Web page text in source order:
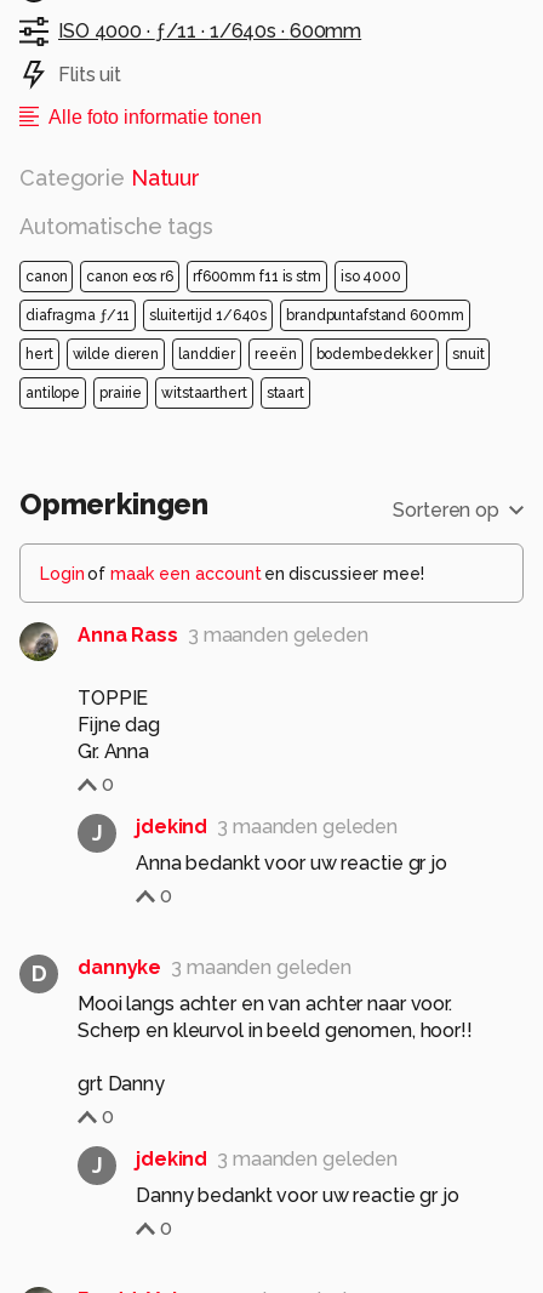
ISO 4000 · ƒ/11 · 1/640s · 600mm
Flits uit
Alle foto informatie tonen
Categorie Natuur
Automatische tags
canon canon eos r6 rf600mm f11 is stm iso 4000
diafragma ƒ/11 sluitertijd 1/640s brandpuntafstand 600mm
hert wilde dieren landdier reeën bodembedekker snuit
antilope prairie witstaarthert staart
Opmerkingen Sorteren op
Loginof maak een account en discussieer mee!
Anna Rass 3 maanden geleden
TOPPIE
Fijne dag
Gr. Anna
0
J jdekind 3 maanden geleden
Anna bedankt voor uw reactie gr jo
0
D dannyke 3 maanden geleden
Mooi langs achter en van achter naar voor.
Scherp en kleurvol in beeld genomen, hoor!!
grt Danny
0
J jdekind 3 maanden geleden
Danny bedankt voor uw reactie gr jo
0